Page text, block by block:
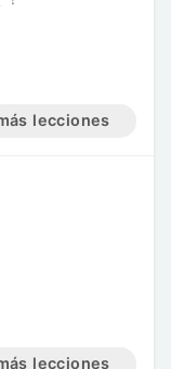
lecciones
lecciones